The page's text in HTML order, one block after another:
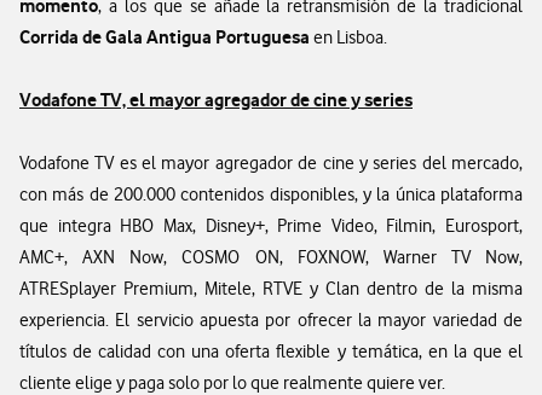
momento, a los que se añade la retransmisión de la tradicional
Corrida de Gala Antigua Portuguesa en Lisboa.
Vodafone TV, el mayor agregador de cine y series
Vodafone TV es el mayor agregador de cine y series del mercado,
con más de 200.000 contenidos disponibles, y la única plataforma
que integra HBO Max, Disney+, Prime Video, Filmin, Eurosport,
AMC+, AXN Now, COSMO ON, FOXNOW, Warner TV Now,
ATRESplayer Premium, Mitele, RTVE y Clan dentro de la misma
experiencia. El servicio apuesta por ofrecer la mayor variedad de
títulos de calidad con una oferta flexible y temática, en la que el
cliente elige y paga solo por lo que realmente quiere ver.